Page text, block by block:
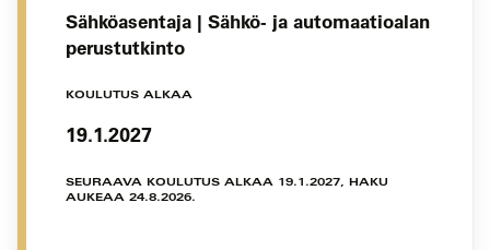
Sähköasentaja | Sähkö- ja automaatioalan
perustutkinto
KOULUTUS ALKAA
19.1.2027
SEURAAVA KOULUTUS ALKAA 19.1.2027, HAKU
AUKEAA 24.8.2026.